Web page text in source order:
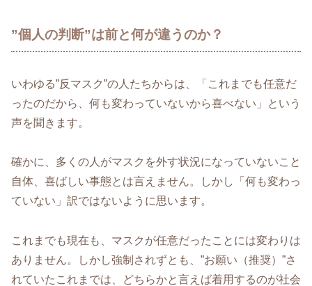
”個人の判断”は前と何が違うのか？
いわゆる”反マスク”の人たちからは、「これまでも任意だ
ったのだから、何も変わっていないから喜べない」という
声を聞きます。
確かに、多くの人がマスクを外す状況になっていないこと
自体、喜ばしい事態とは言えません。しかし「何も変わっ
ていない」訳ではないように思います。
これまでも現在も、マスクが任意だったことには変わりは
ありません。しかし強制されずとも、”お願い（推奨）”さ
れていたこれまでは、どちらかと言えば着用するのが社会